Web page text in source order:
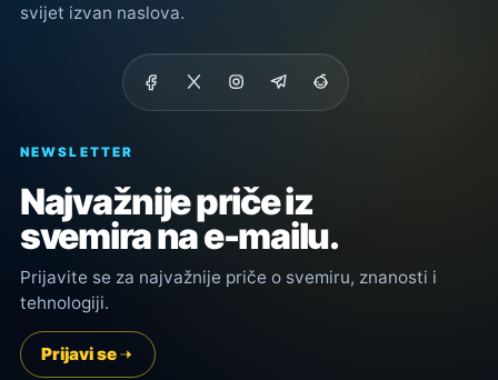
svijet izvan naslova.
NEWSLETTER
Najvažnije priče iz
svemira na e-mailu.
Prijavite se za najvažnije priče o svemiru, znanosti i
tehnologiji.
Prijavi se